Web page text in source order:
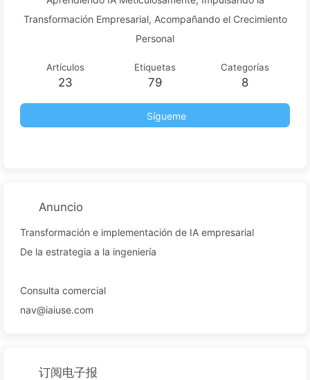
Transformación Empresarial, Acompañando el Crecimiento
Personal
Artículos
23
Etiquetas
79
Categorías
8
Sígueme
Anuncio
Transformación e implementación de IA empresarial
De la estrategia a la ingeniería
Consulta comercial
nav@iaiuse.com
订阅电子报